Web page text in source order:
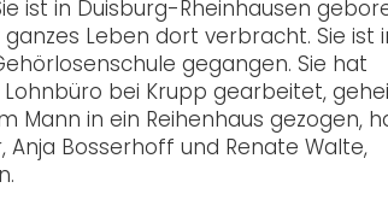
ist in Duisburg-Rheinhausen
Leben dort verbracht. Sie ist
gegangen. Sie hat
bei Krupp gearbeitet,
Mann in ein Reihenhaus gezogen,
Anja Bosserhoff und Renate Walte,